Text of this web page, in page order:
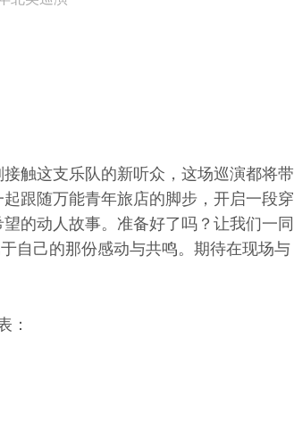
触这支乐队的新听众，这场巡演都将带
跟随万能青年旅店的脚步，开启一段穿
的动人故事。准备好了吗？让我们一同
自己的那份感动与共鸣。期待在现场与
：